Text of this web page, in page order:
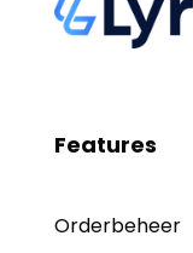
Features
Orderbeheer